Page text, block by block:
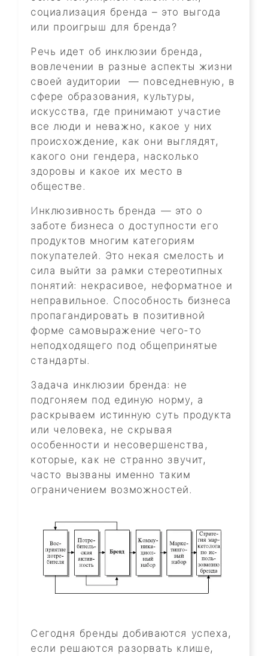
социализация бренда – это выгода
или проигрыш для бренда?
Речь идет об инклюзии бренда,
вовлечении в разные аспекты жизни
своей аудитории — повседневную, в
сфере образования, культуры,
искусства, где принимают участие
все люди и неважно, какое у них
происхождение, как они выглядят,
какого они гендера, насколько
здоровы и какое их место в
обществе.
Инклюзивность бренда — это о
заботе бизнеса о доступности его
продуктов многим категориям
покупателей. Это некая смелость и
сила выйти за рамки стереотипных
понятий: некрасивое, неформатное и
неправильное. Способность бизнеса
пропагандировать в позитивной
форме самовыражение чего-то
неподходящего под общепринятые
стандарты.
Задача инклюзии бренда: не
подгоняем под единую норму, а
раскрываем истинную суть продукта
или человека, не скрывая
особенности и несовершенства,
которые, как не странно звучит,
часто вызваны именно таким
ограничением возможностей.
Сегодня бренды добиваются успеха,
если решаются разорвать клише,